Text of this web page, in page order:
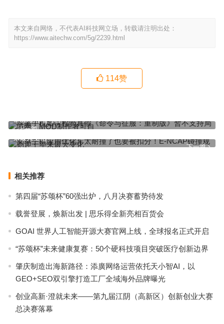
本文来自网络，不代表AI科技网立场，转载请注明出处：
https://www.aitechw.com/5g/2239.html
114赞
上一篇
MOD制作者可自
下一篇
安卓手机应用优化车太耐撞了也要被扣分！E-NCAP碰撞规则迎十年
来最大变化
相关推荐
第四届“苏颂杯”60强出炉，八月决赛蓄势待发
载誉登展，焕新出发 | 思乐得全新亮相百货会
GOAI 世界人工智能开源大赛官网上线，全球报名正式开启
“苏颂杯”未来健康复赛：50个硬科技项目突破医疗创新边界
肇庆制造出海新路径：添廣网络运营依托天小智AI，以
GEO+SEO双引擎打造工厂全域海外品牌曝光
创业高新·澄就未来——第九届江阴（高新区）创新创业大赛
总决赛落幕